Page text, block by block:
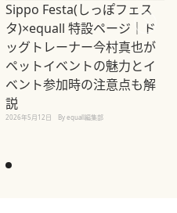
Sippo Festa(しっぽフェス
タ)×equall 特設ページ｜ド
ッグトレーナー今村真也が
ペットイベントの魅力とイ
ベント参加時の注意点も解
説
2026年5月12日 By equall編集部